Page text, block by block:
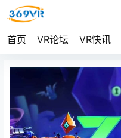
首页 VR论坛 VR快讯